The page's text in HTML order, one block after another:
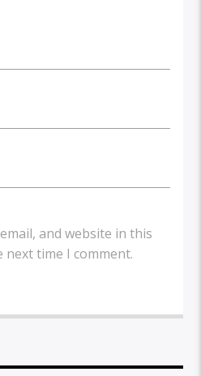
and website in this
time I comment.